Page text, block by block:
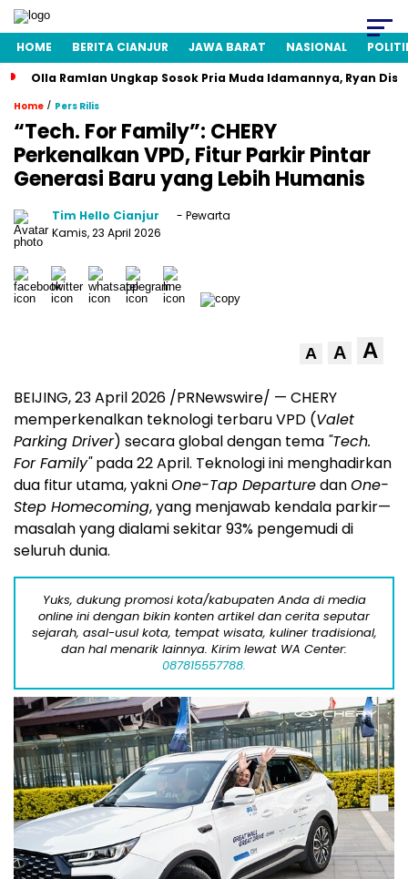
HOME BERITA CIANJUR JAWA BARAT NASIONAL
Olla Ramlan Ungkap Sosok Pria Muda Idamannya, Ryan
Home / Pers Rilis
“Tech. For Family”: CHERY
Perkenalkan VPD, Fitur Parkir Pintar
Generasi Baru yang Lebih Humanis
Tim Hello Cianjur
- Pewarta
Kamis, 23 April 2026
A A A
BEIJING, 23 April 2026 /PRNewswire/ — CHERY
memperkenalkan teknologi terbaru VPD (Valet
Parking Driver) secara global dengan tema "Tech.
For Family"pada 22 April. Teknologi ini menghadirkan
dua fitur utama, yakniOne-Tap DeparturedanOne-
Step Homecoming, yang menjawab kendala parkir—
masalah yang dialami sekitar 93% pengemudi di
seluruh dunia.
Yuks, dukung promosi kota/kabupaten Anda di media
online ini dengan bikin konten artikel dan cerita seputar
sejarah, asal-usul kota, tempat wisata, kuliner tradisional,
dan hal menarik lainnya. Kirim lewat WA Center:
087815557788.